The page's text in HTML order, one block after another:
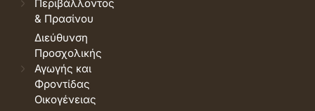
Περιβάλλοντος
& Πρασίνου
Διεύθυνση
Προσχολικής
Αγωγής και
Φροντίδας
Οικογένειας